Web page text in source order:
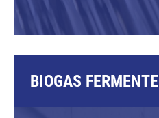
BIOGAS